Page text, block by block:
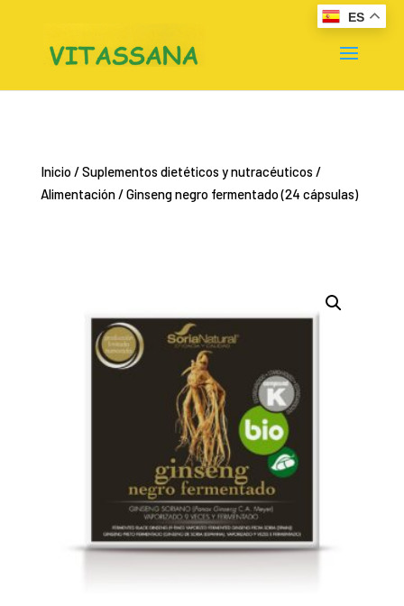
Inicio/Suplementos dietéticos y nutracéuticos /
Alimentación/ Ginseng negro fermentado (24 cápsulas)
ES